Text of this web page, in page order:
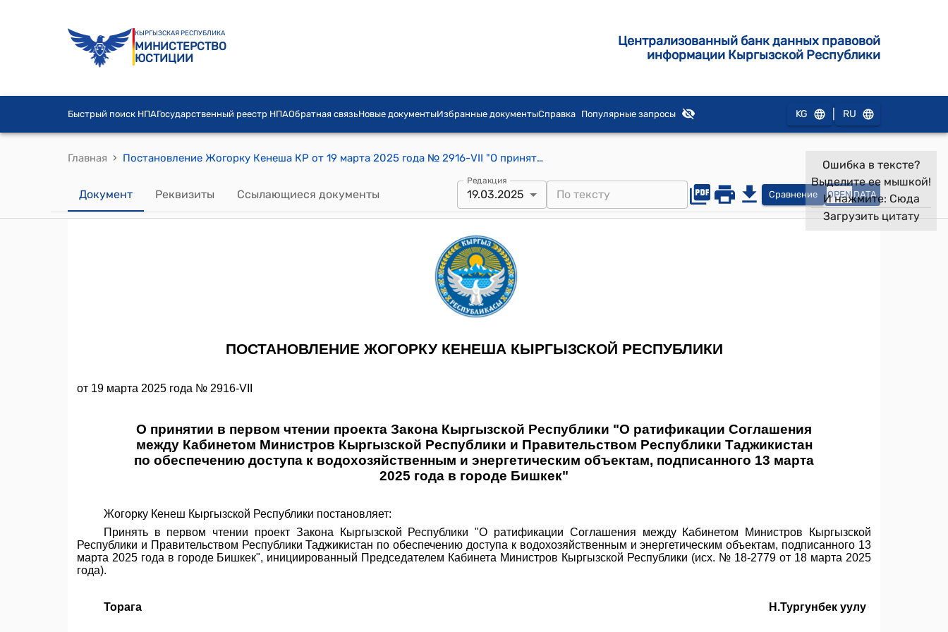
КЫРГЫЗСКАЯ РЕСПУБЛИКА
МИНИСТЕРСТВО
ЮСТИЦИИ
Централизованный банк данных правовой
информации Кыргызской Республики
Быстрый поиск НПАГосударственный реестр НПАОбратная связьНовые документыИзбранные документыСправка Популярные запросы KG RU
Главная › Постановление Жогорку Кенеша КР от 19 марта 2025 года № 2916-VII "О принятии в первом чтении проекта Закона Кыргызской Республики "О ратификации Соглашения между Кабинетом Министров Кыргызской Республики и Правительством Республики Таджикистан по обеспечению доступа к водохозяйственным и энергетическим объектам, подписанного 13 марта 2025 года в городе Бишкек"
Документ Реквизиты Ссылающиеся документы
Редакция
19.03.2025 Сравнение OPEN DATA
Ошибка в тексте?
Выделите ее мышкой!
И нажмите: Сюда
Загрузить цитату